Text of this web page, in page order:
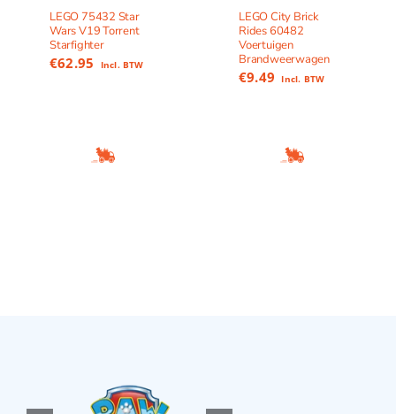
LEGO 75432 Star
Wars V19 Torrent
Starfighter
€62.95 Incl. BTW
LEGO City Brick
Rides 60482
Voertuigen
Brandweerwagen
€9.49 Incl. BTW